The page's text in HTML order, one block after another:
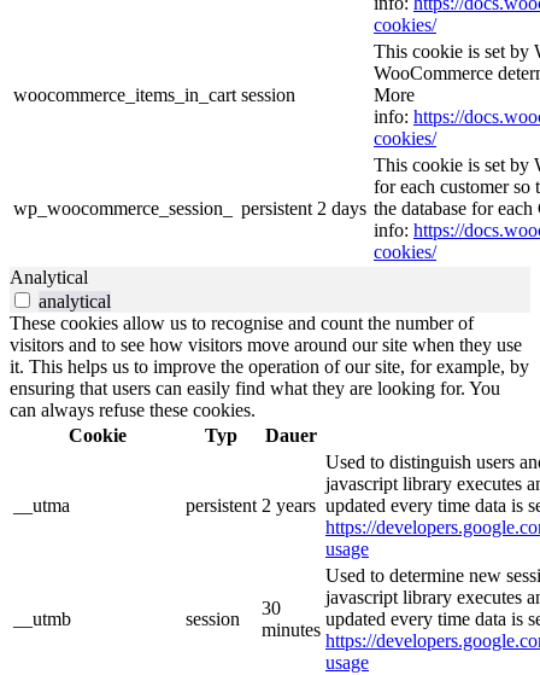
cookies/
woocommerce_items_in_cart session
This cookie is set by
WooCommerce
More
info: https://
cookies/
wp_woocommerce_session_ persistent 2 days
This cookie is set by
for each customer
the database for
info: https://
cookies/
Analytical
analytical
These cookies allow us to recognise and count the number of
visitors and to see how visitors move around our site when they use
it. This helps us to improve the operation of our site, for example, by
ensuring that users can easily find what they are looking for. You
can always refuse these cookies.
Cookie
Typ Dauer
__utma persistent 2 years
Used to distinguish users
javascript library executes
updated every time data is
https://
usage
__utmb session
30
minutes
Used to determine new
javascript library executes
updated every time data is
https://
usage